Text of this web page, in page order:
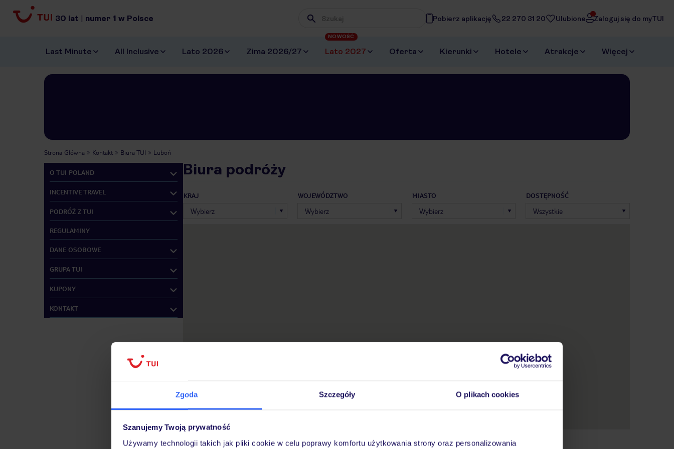
Zgoda Szczegóły O plikach cookies
Szanujemy Twoją prywatność
Używamy technologii takich jak pliki cookie w celu poprawy komfortu użytkowania strony oraz personalizowania
30 lat | numer 1 w Polsce Wpisz frazę, której szukasz
Pobierz aplikację 22 270 31 20 Ulubione Zaloguj się do myTUI
Last Minute All Inclusive Lato 2026 Zima 2026/27 Lato 2027
NOWOŚĆ
Oferta Kierunki Hotele Atrakcje Więcej
Strona Główna Kontakt Biura TUI Luboń
O TUI POLAND
INCENTIVE TRAVEL
PODRÓŻ Z TUI
REGULAMINY
DANE OSOBOWE
GRUPA TUI
KUPONY
KONTAKT
Biura podróży
KRAJ WOJEWÓDZTWO MIASTO DOSTĘPNOŚĆ